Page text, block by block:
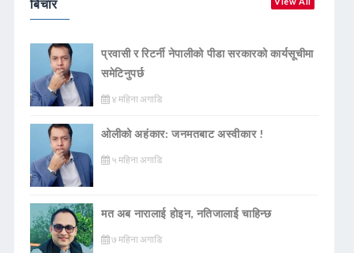
बिचार
प्रवासी र रिटर्नी नेपालीको पीडा सरकारको कार्यसूचीमा
समेटिनुपर्छ
४ महिना अगाडि
ओलीको अहंकार: जनमतबाट अस्वीकार !
५ महिना अगाडि
मत अब नारालाई होइन, नतिजालाई चाहिन्छ
७ महिना अगाडि